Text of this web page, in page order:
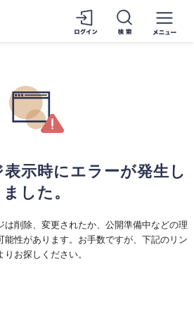
示時にエラーが発生し
ました。
は削除、変更されたか、公開準備中などの理
能性があります。お手数ですが、下記のリン
りお探しください。